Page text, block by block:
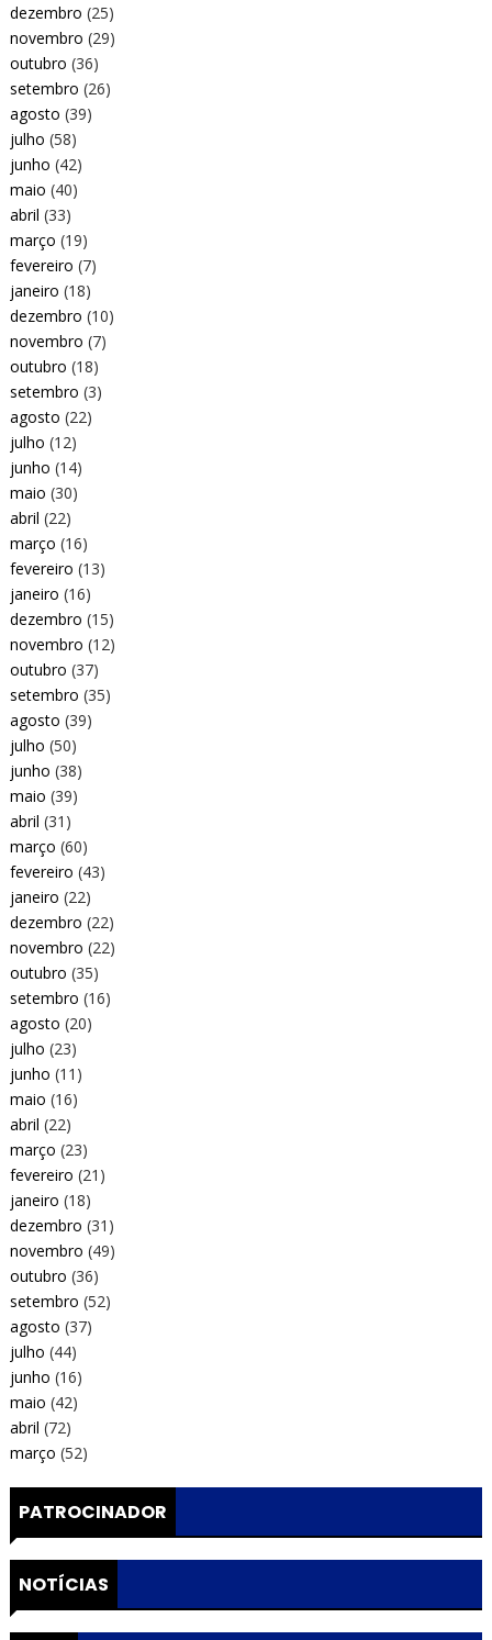
dezembro (25)
novembro (29)
outubro (36)
setembro (26)
agosto (39)
julho (58)
junho (42)
maio (40)
abril (33)
março (19)
fevereiro (7)
janeiro (18)
dezembro (10)
novembro (7)
outubro (18)
setembro (3)
agosto (22)
julho (12)
junho (14)
maio (30)
abril (22)
março (16)
fevereiro (13)
janeiro (16)
dezembro (15)
novembro (12)
outubro (37)
setembro (35)
agosto (39)
julho (50)
junho (38)
maio (39)
abril (31)
março (60)
fevereiro (43)
janeiro (22)
dezembro (22)
novembro (22)
outubro (35)
setembro (16)
agosto (20)
julho (23)
junho (11)
maio (16)
abril (22)
março (23)
fevereiro (21)
janeiro (18)
dezembro (31)
novembro (49)
outubro (36)
setembro (52)
agosto (37)
julho (44)
junho (16)
maio (42)
abril (72)
março (52)
PATROCINADOR
NOTÍCIAS